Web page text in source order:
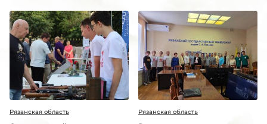
Рязанская область Рязанская область